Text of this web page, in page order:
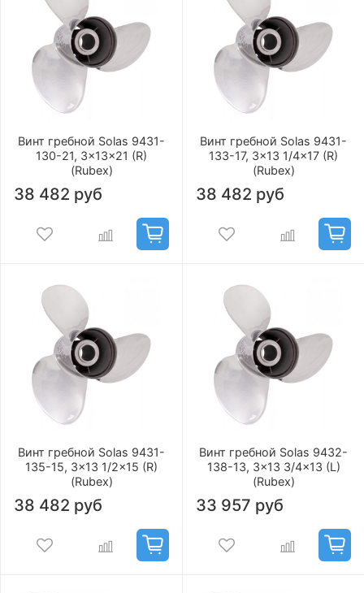
Винт гребной Solas 9431-
130-21, 3x13x21 (R)
(Rubex)
38 482 руб
Винт гребной Solas 9431-
133-17, 3x13 1/4x17 (R)
(Rubex)
38 482 руб
Винт гребной Solas 9431-
135-15, 3x13 1/2x15 (R)
(Rubex)
38 482 руб
Винт гребной Solas 9432-
138-13, 3x13 3/4x13 (L)
(Rubex)
33 957 руб